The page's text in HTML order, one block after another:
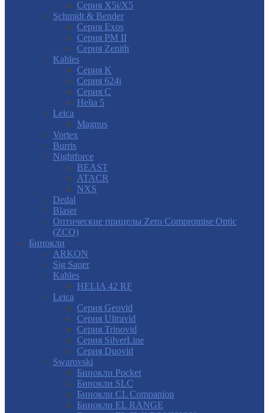
Серия X5i/X5
Schmidt & Bender
Серия Exos
Серия PM II
Cерия Zenith
Kahles
Серия K
Серия 624i
Серия С
Helia 5
Leica
Magnus
Vortex
Burris
Nightforce
BEAST
ATACR
NXS
Dedal
Blaser
Оптические прицелы Zero Compromise Optic
(ZCO)
Бинокли
ARKON
Sig Sauer
Kahles
HELIA 42 RF
Leica
Серия Geovid
Серия Ultravid
Серия Trinovid
Серия SilverLine
Серия Duovid
Swarovski
Бинокли Pocket
Бинокли SLC
Бинокли CL Companion
Бинокли EL RANGE